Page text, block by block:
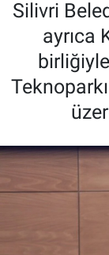
Silivri
ayrıca